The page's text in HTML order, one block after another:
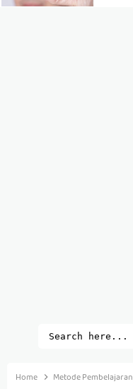
Home Metode Pembelajaran